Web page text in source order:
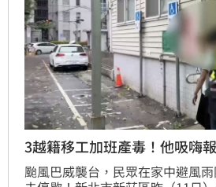
3越籍移工加班產毒！他吸嗨
颱風巴威襲台，民眾在家中避風